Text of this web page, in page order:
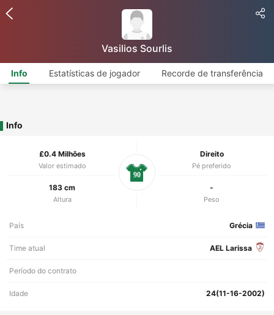
Vasilios Sourlis
Info Estatísticas de jogador Recorde de transferência
Info
£0.4 Milhões
Valor estimado
Direito
Pé preferido
183 cm
Altura
-
Peso
90
País Grécia
Time atual AEL Larissa
Período do contrato
Idade 24(11-16-2002)